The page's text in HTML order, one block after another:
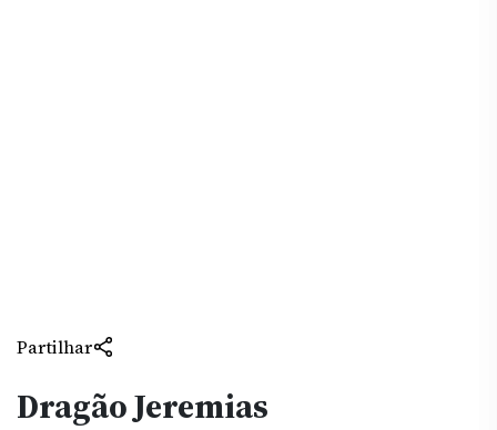
Partilhar
Dragão Jeremias